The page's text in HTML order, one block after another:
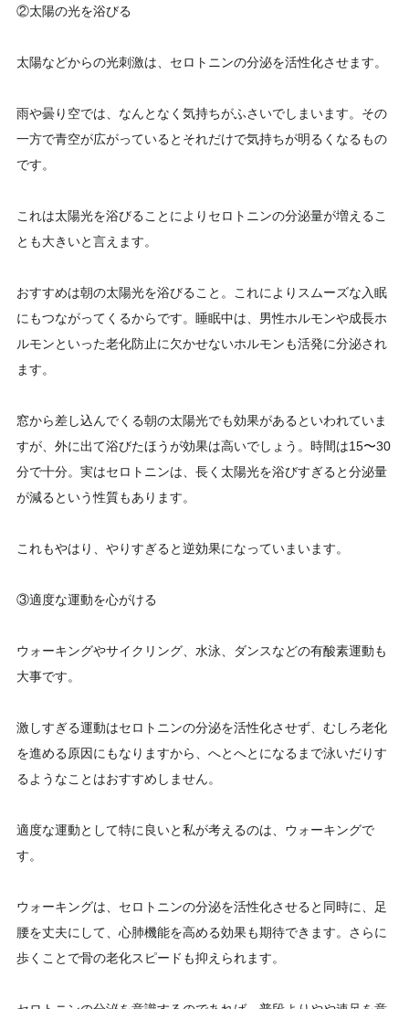
②太陽の光を浴びる
太陽などからの光刺激は、セロトニンの分泌を活性化させます。
雨や曇り空では、なんとなく気持ちがふさいでしまいます。その
一方で青空が広がっているとそれだけで気持ちが明るくなるもの
です。
これは太陽光を浴びることによりセロトニンの分泌量が増えるこ
とも大きいと言えます。
おすすめは朝の太陽光を浴びること。これによりスムーズな入眠
にもつながってくるからです。睡眠中は、男性ホルモンや成長ホ
ルモンといった老化防止に欠かせないホルモンも活発に分泌され
ます。
窓から差し込んでくる朝の太陽光でも効果があるといわれていま
すが、外に出て浴びたほうが効果は高いでしょう。時間は15〜30
分で十分。実はセロトニンは、長く太陽光を浴びすぎると分泌量
が減るという性質もあります。
これもやはり、やりすぎると逆効果になっていまいます。
③適度な運動を心がける
ウォーキングやサイクリング、水泳、ダンスなどの有酸素運動も
大事です。
激しすぎる運動はセロトニンの分泌を活性化させず、むしろ老化
を進める原因にもなりますから、へとへとになるまで泳いだりす
るようなことはおすすめしません。
適度な運動として特に良いと私が考えるのは、ウォーキングで
す。
ウォーキングは、セロトニンの分泌を活性化させると同時に、足
腰を丈夫にして、心肺機能を高める効果も期待できます。さらに
歩くことで骨の老化スピードも抑えられます。